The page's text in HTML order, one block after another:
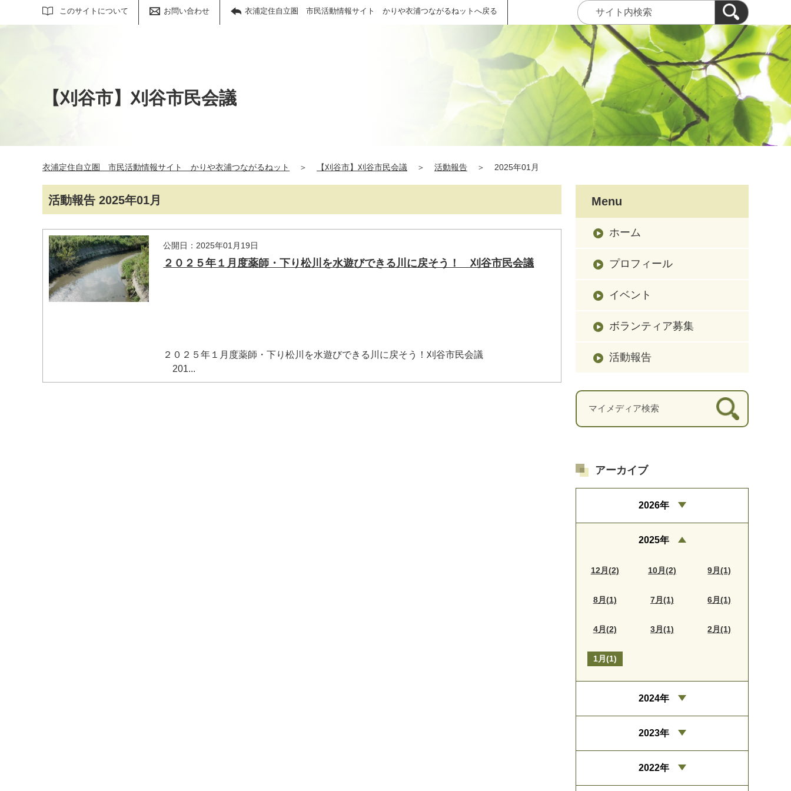
このサイトについて お問い合わせ 衣浦定住自立圏 市民活動情報サイト かりや衣浦つながるねットへ戻る
サイト内検索
【刈谷市】刈谷市民会議
衣浦定住自立圏 市民活動情報サイト かりや衣浦つながるねット ＞ 【刈谷市】刈谷市民会議 ＞ 活動報告 ＞ 2025年01月
活動報告 2025年01月
公開日：2025年01月19日
２０２５年１月度薬師・下り松川を水遊びできる川に戻そう！ 刈谷市民会議
２０２５年１月度薬師・下り松川を水遊びできる川に戻そう！刈谷市民会議
201...
Menu
ホーム
プロフィール
イベント
ボランティア募集
活動報告
アーカイブ
2026年
2025年
12月(2) 10月(2) 9月(1)
8月(1) 7月(1) 6月(1)
4月(2) 3月(1) 2月(1)
1月(1)
2024年
2023年
2022年